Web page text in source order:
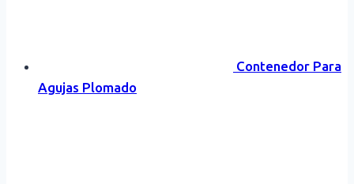
Contenedor Para
Agujas Plomado